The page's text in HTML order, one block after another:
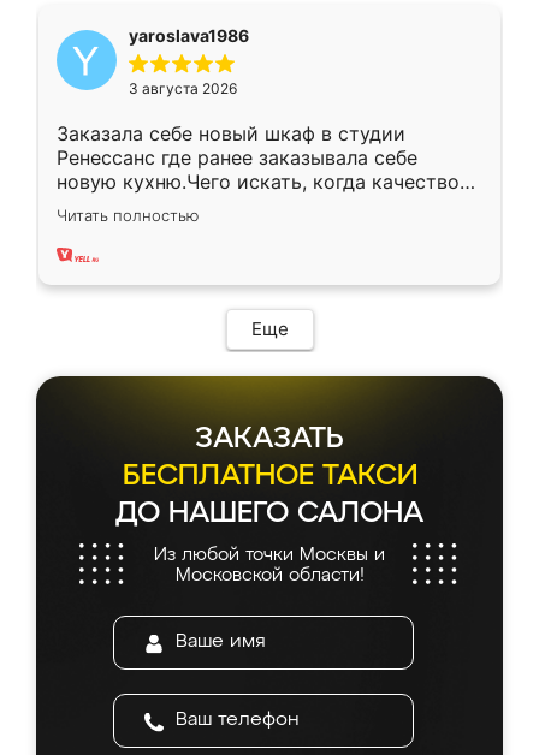
yaroslava1986
3 августа 2026
Заказала себе новый шкаф в студии
Ренессанс где ранее заказывала себе
новую кухню.Чего искать, когда качеством
вполне довольна. Служит кухня уже почти
два года, нареканий нет.
Читать полностью
Еще
ЗАКАЗАТЬ
БЕСПЛАТНОЕ ТАКСИ
ДО НАШЕГО САЛОНА
Из любой точки Москвы и
Московской области!